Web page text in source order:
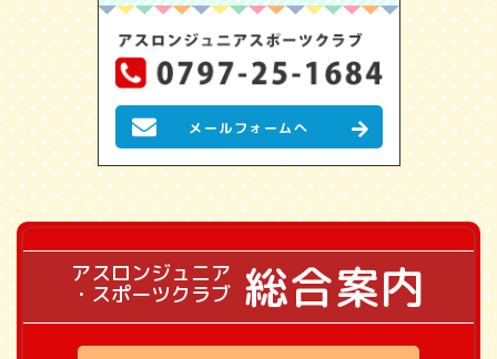
メールフォームへ
アスロンジュニア
・スポーツクラブ 総合案内